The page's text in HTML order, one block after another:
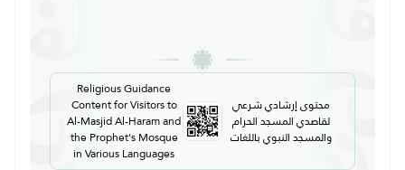
محتوى إرشادي شرعي
لقاصدي المسجد الحرام
والمسجد النبوي باللغات
Religious Guidance
Content for Visitors to
Al-Masjid Al-Haram and
the Prophet's Mosque
in Various Languages